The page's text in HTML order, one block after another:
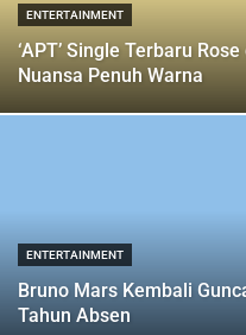
ENTERTAINMENT
‘APT’ Single Terbaru
Nuansa Penuh Warna
ENTERTAINMENT
Bruno Mars Kembali
Tahun Absen